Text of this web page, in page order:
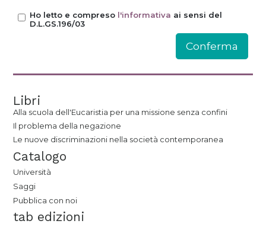
Ho letto e compreso l'informativa ai sensi del
D.L.GS.196/03
Libri
Alla scuola dell'Eucaristia per una missione senza confini
Il problema della negazione
Le nuove discriminazioni nella società contemporanea
Catalogo
Università
Saggi
Pubblica con noi
tab edizioni